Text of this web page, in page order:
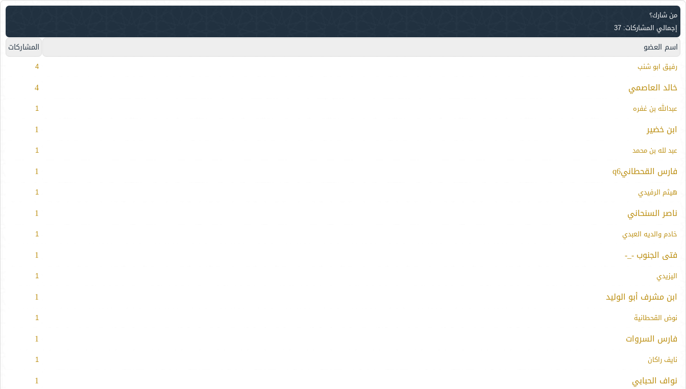
من شارك؟
إجمالي المشاركات: 37
اسم العضو المشاركات
رفيق ابو شنب 4
خالد العاصمي 4
عبدالله بن غفره 1
ابن خضير 1
عبد لله بن محمد 1
فارس القحطانيq6 1
هيثم الرفيدي 1
ناصر السنحاني 1
خادم والديه العبدي 1
فتى الجنوب -_- 1
اليزيدي 1
ابن مشرف أبو الوليد 1
نوض القحطانية 1
فارس السروات 1
نايف راكان 1
نواف الحبابي 1